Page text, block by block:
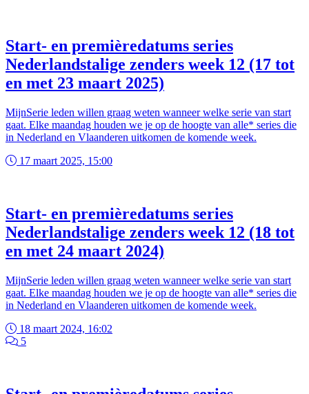
Start- en premièredatums series
Nederlandstalige zenders week 12 (17 tot
en met 23 maart 2025)
MijnSerie leden willen graag weten wanneer welke serie van start
gaat. Elke maandag houden we je op de hoogte van alle* series die
in Nederland en Vlaanderen uitkomen de komende week.
17 maart 2025, 15:00
Start- en premièredatums series
Nederlandstalige zenders week 12 (18 tot
en met 24 maart 2024)
MijnSerie leden willen graag weten wanneer welke serie van start
gaat. Elke maandag houden we je op de hoogte van alle* series die
in Nederland en Vlaanderen uitkomen de komende week.
18 maart 2024, 16:02
5